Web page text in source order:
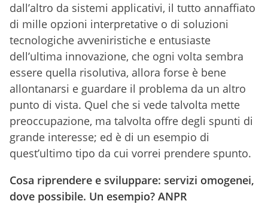
dall’altro da sistemi applicativi, il tutto annaffiato
di mille opzioni interpretative o di soluzioni
tecnologiche avveniristiche e entusiaste
dell’ultima innovazione, che ogni volta sembra
essere quella risolutiva, allora forse è bene
allontanarsi e guardare il problema da un altro
punto di vista. Quel che si vede talvolta mette
preoccupazione, ma talvolta offre degli spunti di
grande interesse; ed è di un esempio di
quest’ultimo tipo da cui vorrei prendere spunto.
Cosa riprendere e sviluppare: servizi omogenei,
dove possibile. Un esempio? ANPR